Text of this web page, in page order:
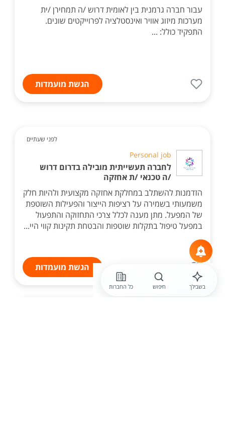
עבור חברה גרמנית בין לאומית דרוש /ה תמחירן /ית
מערכות מיזוג אוויר ואינסטלציה לפרוייקטים שונים.
התפקיד כולל: ...
הגשת מועמדות
לפני שעתיים
Personal job
לחברה תעשייתית מובילה בדרום דרוש
/ה טכנאי /ת אחזקה
הזדמנות להשתלב במחלקת אחזקה מקצועית ולהיות חלק
משמעותי בשמירה על רציפות הייצור והפעילות השוטפת
של המפעל. מתן מענה לכלל צרכי התחזוקה והתפעול
במפעל טיפול בתקלות שוטפות והבטחת תקינות קווי היי...
הגשת מועמדות
בשבילך חיפוש כל החברות